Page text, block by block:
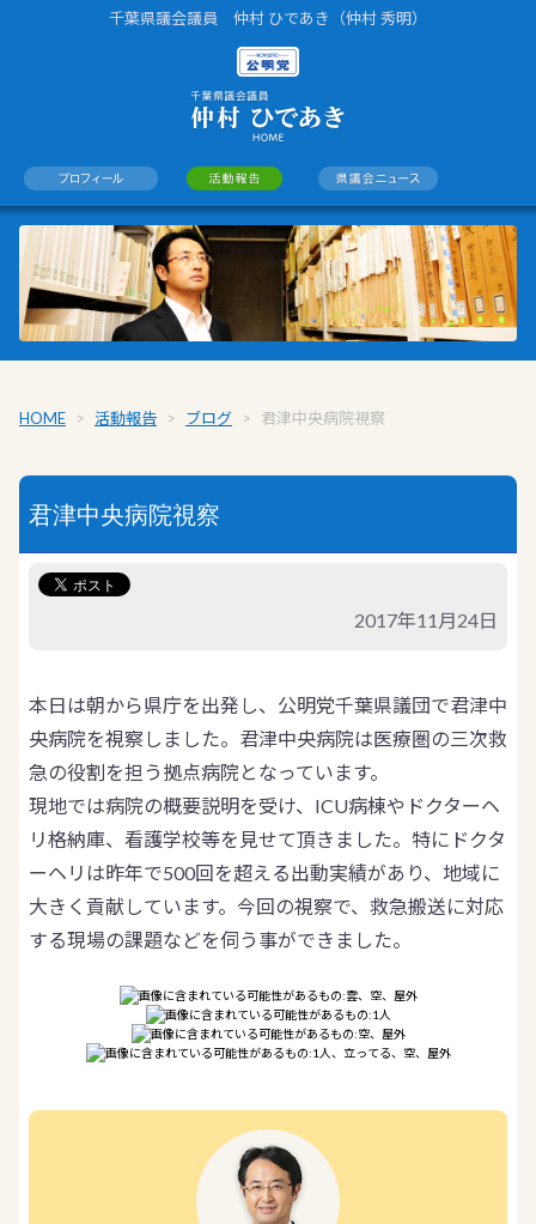
千葉県議会議員 仲村 ひであき（仲村 秀明）
HOME > 活動報告 > ブログ > 君津中央病院視察
君津中央病院視察
2017年11月24日
本日は朝から県庁を出発し、公明党千葉県議団で君津中
央病院を視察しました。君津中央病院は医療圏の三次救
急の役割を担う拠点病院となっています。
現地では病院の概要説明を受け、ICU病棟やドクターヘ
リ格納庫、看護学校等を見せて頂きました。特にドクタ
ーヘリは昨年で500回を超える出動実績があり、地域に
大きく貢献しています。今回の視察で、救急搬送に対応
する現場の課題などを伺う事ができました。